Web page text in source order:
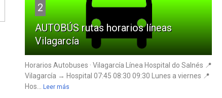
2
AUTOBÚS rutas horarios líneas
Vilagarcía
Horarios Autobuses · Vilagarcía Línea Hospital do Salnés 📍
Vilagarcía → Hospital 07:45 08:30 09:30 Lunes a viernes 📍
Hos...
Leer más